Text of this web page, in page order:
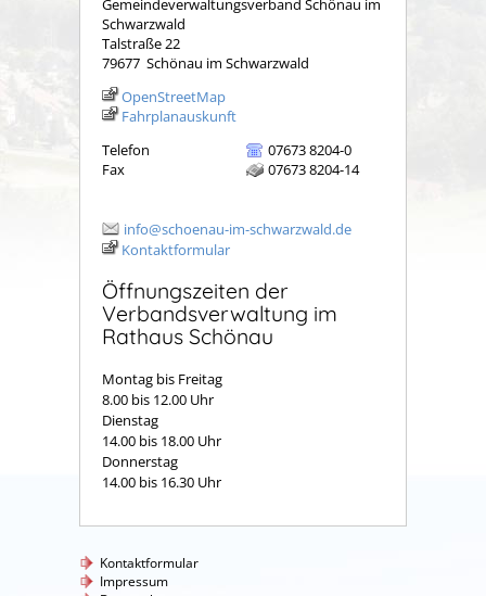
Gemeindeverwaltungsverband Schönau im
Schwarzwald
Talstraße 22
79677 Schönau im Schwarzwald
OpenStreetMap
Fahrplanauskunft
Telefon
07673 8204-0
Fax
07673 8204-14
info@schoenau-im-schwarzwald.de
Kontaktformular
Öffnungszeiten der
Verbandsverwaltung im
Rathaus Schönau
Montag bis Freitag
8.00 bis 12.00 Uhr
Dienstag
14.00 bis 18.00 Uhr
Donnerstag
14.00 bis 16.30 Uhr
Kontaktformular
Impressum